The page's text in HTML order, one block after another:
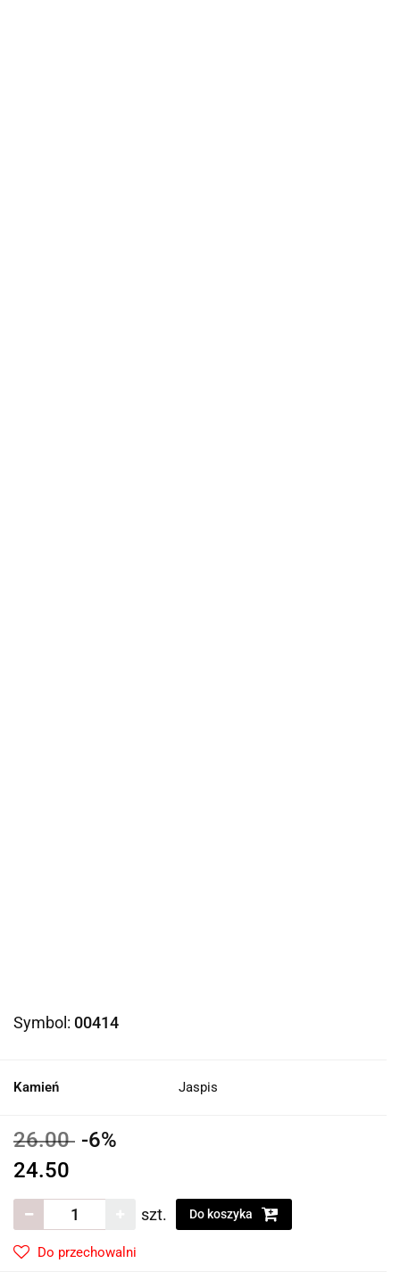
Symbol: 00414
Kamień Jaspis
26.00 -6%
24.50
szt. Do koszyka
Do przechowalni